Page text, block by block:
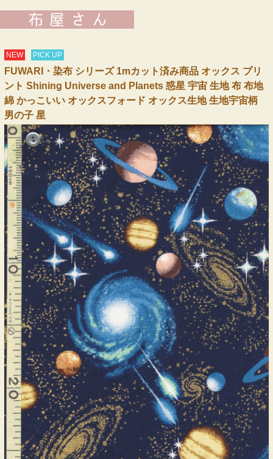
NEW PICK UP
FUWARI・染布 シリーズ 1mカット済み商品 オックス プリ
ント Shining Universe and Planets 惑星 宇宙 生地 布 布地
綿 かっこいい オックスフォード オックス生地 生地宇宙柄
男の子 星